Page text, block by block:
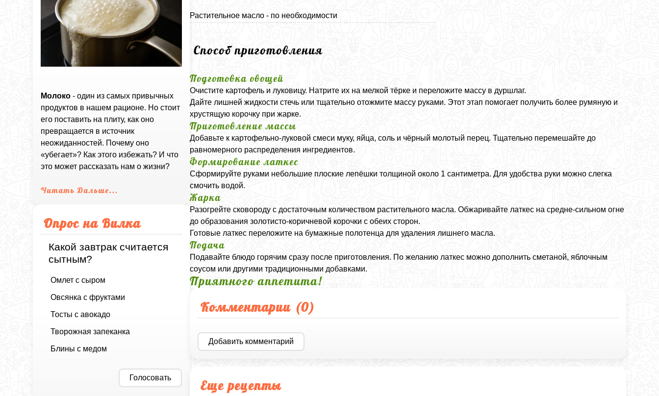
Молоко - один из самых привычных
продуктов в нашем рационе. Но стоит
его поставить на плиту, как оно
превращается в источник
неожиданностей. Почему оно
«убегает»? Как этого избежать? И что
это может рассказать нам о жизни?
Читать Дальше...
Опрос на Вилка
Какой завтрак считается
сытным?
Омлет с сыром
Овсянка с фруктами
Тосты с авокадо
Творожная запеканка
Блины с медом
Голосовать
Растительное масло - по необходимости
Способ приготовления
Подготовка овощей
Очистите картофель и луковицу. Натрите их на мелкой тёрке и переложите массу в дуршлаг.
Дайте лишней жидкости стечь или тщательно отожмите массу руками. Этот этап помогает получить более румяную и
хрустящую корочку при жарке.
Приготовление массы
Добавьте к картофельно-луковой смеси муку, яйца, соль и чёрный молотый перец. Тщательно перемешайте до
равномерного распределения ингредиентов.
Формирование латкес
Сформируйте руками небольшие плоские лепёшки толщиной около 1 сантиметра. Для удобства руки можно слегка
смочить водой.
Жарка
Разогрейте сковороду с достаточным количеством растительного масла. Обжаривайте латкес на средне-сильном огне
до образования золотисто-коричневой корочки с обеих сторон.
Готовые латкес переложите на бумажные полотенца для удаления лишнего масла.
Подача
Подавайте блюдо горячим сразу после приготовления. По желанию латкес можно дополнить сметаной, яблочным
соусом или другими традиционными добавками.
Приятного аппетита!
Комментарии (0)
Добавить комментарий
Еще рецепты